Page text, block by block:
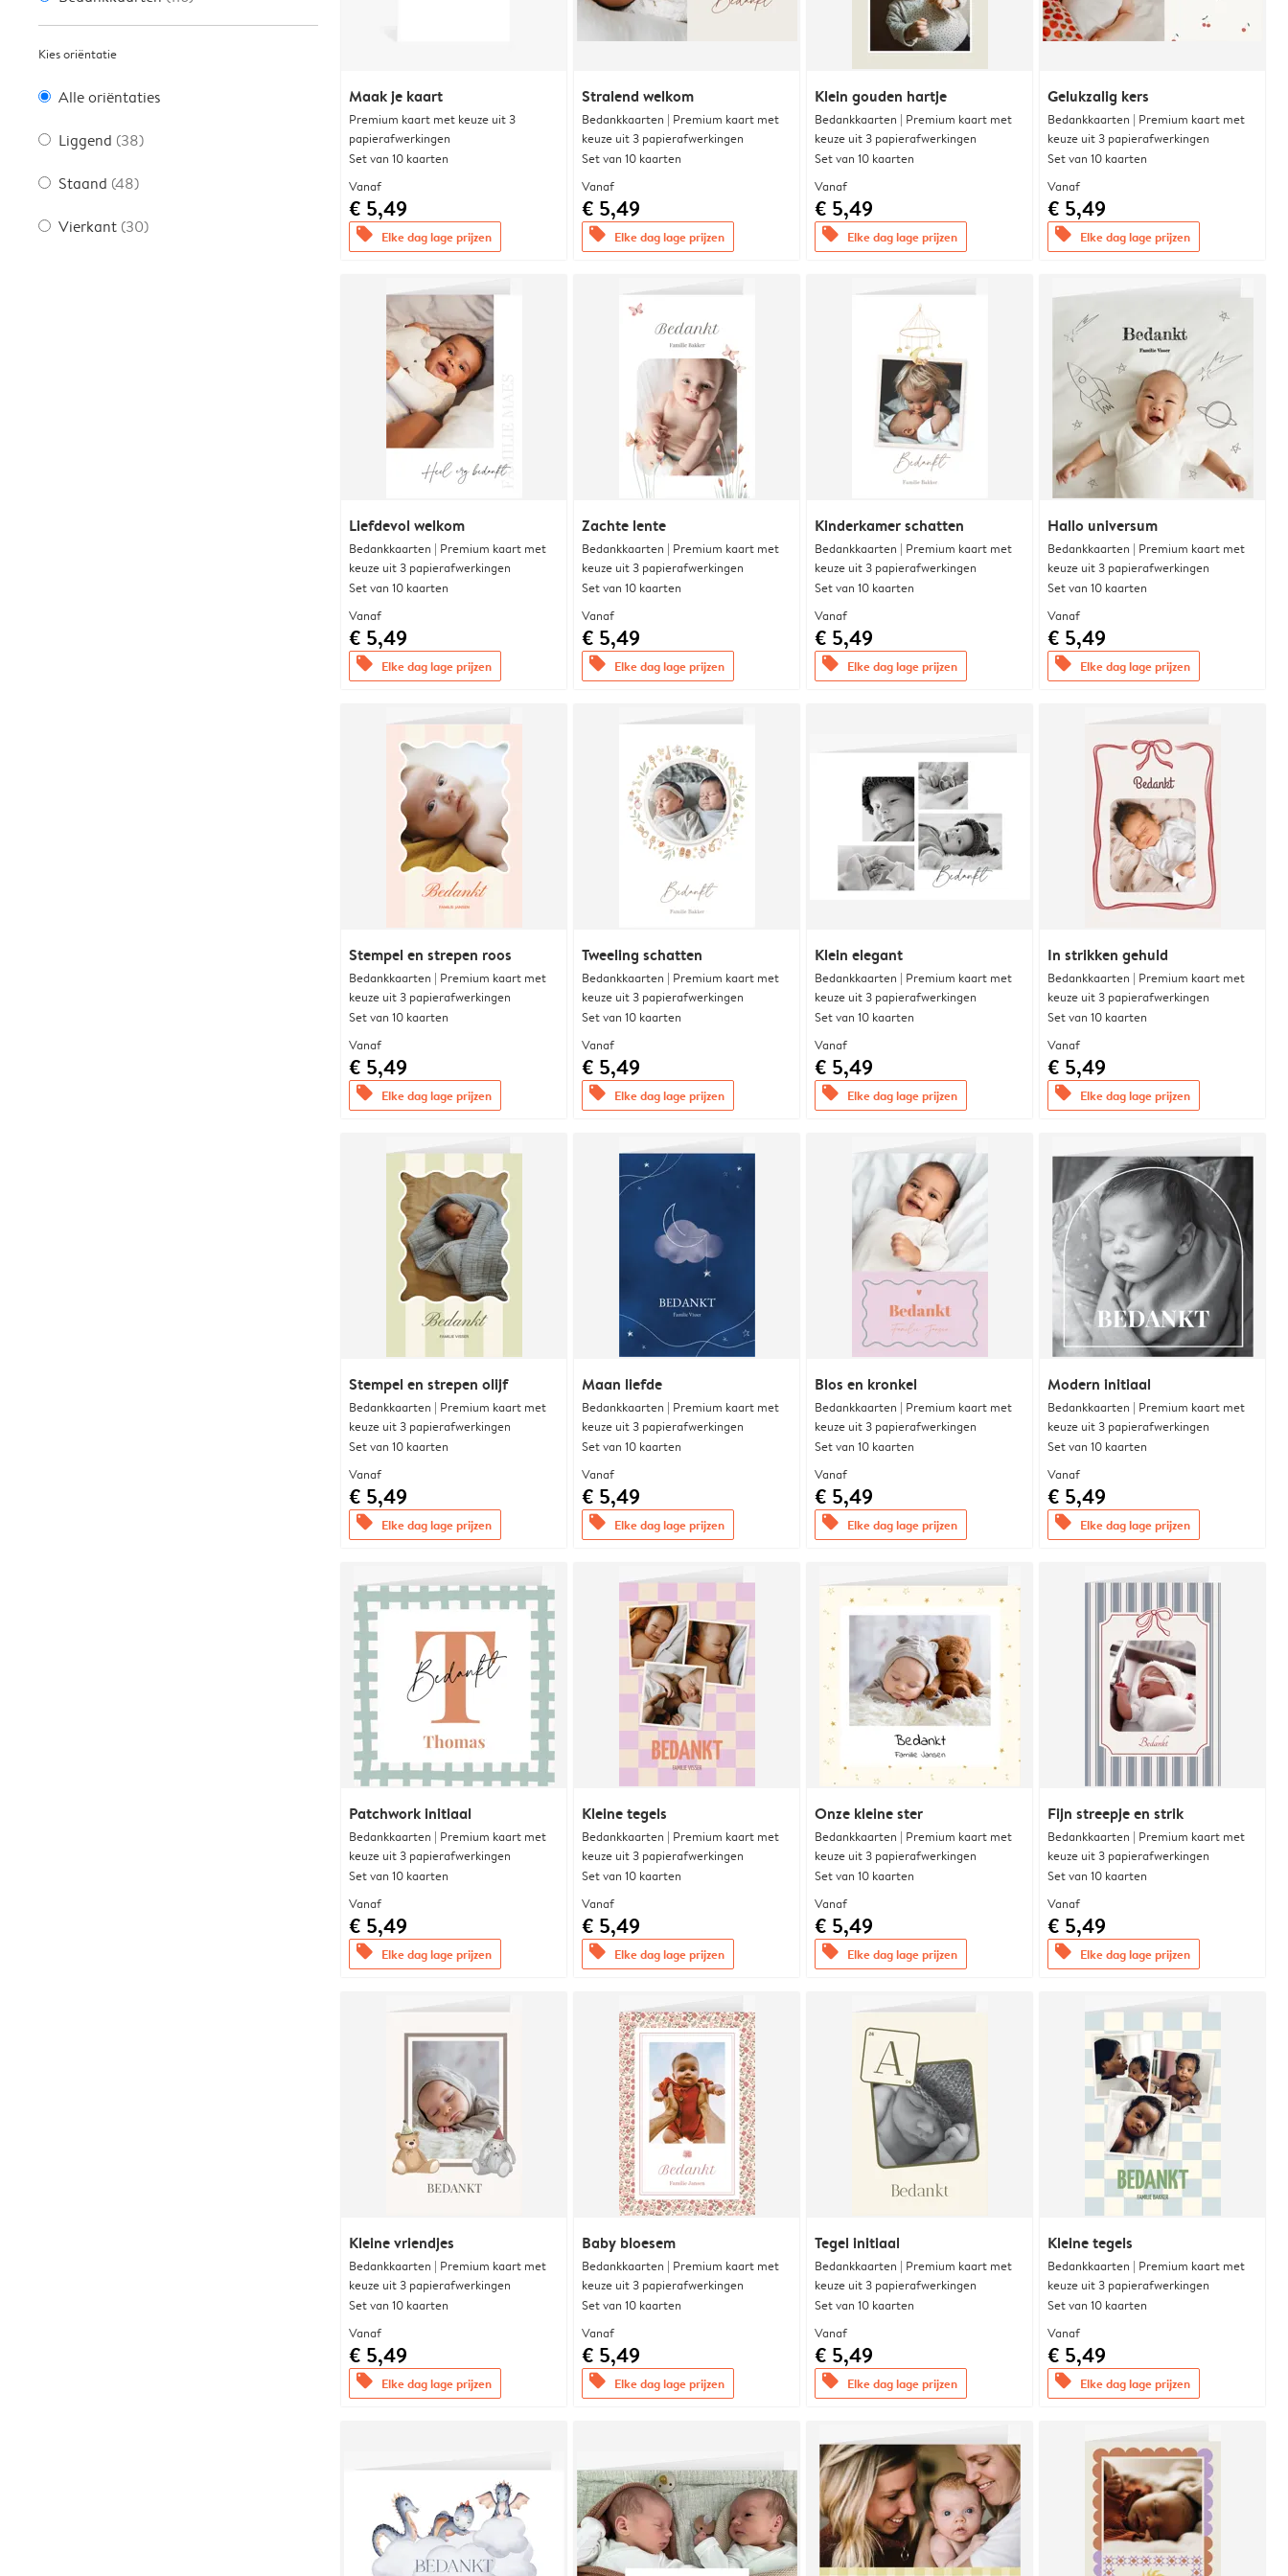
Kies oriëntatie
Alle oriëntaties
Liggend (38)
Staand (48)
Vierkant (30)
Maak je kaart
Premium kaart met keuze uit 3
papierafwerkingen
Set van 10 kaarten
Vanaf
€ 5,49
offers Elke dag lage prijzen
Stralend welkom
Bedankkaarten | Premium kaart met
keuze uit 3 papierafwerkingen
Set van 10 kaarten
Vanaf
€ 5,49
offers Elke dag lage prijzen
Klein gouden hartje
Bedankkaarten | Premium kaart met
keuze uit 3 papierafwerkingen
Set van 10 kaarten
Vanaf
€ 5,49
offers Elke dag lage prijzen
Gelukzalig kers
Bedankkaarten | Premium kaart met
keuze uit 3 papierafwerkingen
Set van 10 kaarten
Vanaf
€ 5,49
offers Elke dag lage prijzen
Liefdevol welkom
Bedankkaarten | Premium kaart met
keuze uit 3 papierafwerkingen
Set van 10 kaarten
Vanaf
€ 5,49
offers Elke dag lage prijzen
Zachte lente
Bedankkaarten | Premium kaart met
keuze uit 3 papierafwerkingen
Set van 10 kaarten
Vanaf
€ 5,49
offers Elke dag lage prijzen
Kinderkamer schatten
Bedankkaarten | Premium kaart met
keuze uit 3 papierafwerkingen
Set van 10 kaarten
Vanaf
€ 5,49
offers Elke dag lage prijzen
Hallo universum
Bedankkaarten | Premium kaart met
keuze uit 3 papierafwerkingen
Set van 10 kaarten
Vanaf
€ 5,49
offers Elke dag lage prijzen
Stempel en strepen roos
Bedankkaarten | Premium kaart met
keuze uit 3 papierafwerkingen
Set van 10 kaarten
Vanaf
€ 5,49
offers Elke dag lage prijzen
Tweeling schatten
Bedankkaarten | Premium kaart met
keuze uit 3 papierafwerkingen
Set van 10 kaarten
Vanaf
€ 5,49
offers Elke dag lage prijzen
Klein elegant
Bedankkaarten | Premium kaart met
keuze uit 3 papierafwerkingen
Set van 10 kaarten
Vanaf
€ 5,49
offers Elke dag lage prijzen
In strikken gehuld
Bedankkaarten | Premium kaart met
keuze uit 3 papierafwerkingen
Set van 10 kaarten
Vanaf
€ 5,49
offers Elke dag lage prijzen
Stempel en strepen olijf
Bedankkaarten | Premium kaart met
keuze uit 3 papierafwerkingen
Set van 10 kaarten
Vanaf
€ 5,49
offers Elke dag lage prijzen
Maan liefde
Bedankkaarten | Premium kaart met
keuze uit 3 papierafwerkingen
Set van 10 kaarten
Vanaf
€ 5,49
offers Elke dag lage prijzen
Blos en kronkel
Bedankkaarten | Premium kaart met
keuze uit 3 papierafwerkingen
Set van 10 kaarten
Vanaf
€ 5,49
offers Elke dag lage prijzen
Modern initiaal
Bedankkaarten | Premium kaart met
keuze uit 3 papierafwerkingen
Set van 10 kaarten
Vanaf
€ 5,49
offers Elke dag lage prijzen
Patchwork initiaal
Bedankkaarten | Premium kaart met
keuze uit 3 papierafwerkingen
Set van 10 kaarten
Vanaf
€ 5,49
offers Elke dag lage prijzen
Kleine tegels
Bedankkaarten | Premium kaart met
keuze uit 3 papierafwerkingen
Set van 10 kaarten
Vanaf
€ 5,49
offers Elke dag lage prijzen
Onze kleine ster
Bedankkaarten | Premium kaart met
keuze uit 3 papierafwerkingen
Set van 10 kaarten
Vanaf
€ 5,49
offers Elke dag lage prijzen
Fijn streepje en strik
Bedankkaarten | Premium kaart met
keuze uit 3 papierafwerkingen
Set van 10 kaarten
Vanaf
€ 5,49
offers Elke dag lage prijzen
Kleine vriendjes
Bedankkaarten | Premium kaart met
keuze uit 3 papierafwerkingen
Set van 10 kaarten
Vanaf
€ 5,49
offers Elke dag lage prijzen
Baby bloesem
Bedankkaarten | Premium kaart met
keuze uit 3 papierafwerkingen
Set van 10 kaarten
Vanaf
€ 5,49
offers Elke dag lage prijzen
Tegel initiaal
Bedankkaarten | Premium kaart met
keuze uit 3 papierafwerkingen
Set van 10 kaarten
Vanaf
€ 5,49
offers Elke dag lage prijzen
Kleine tegels
Bedankkaarten | Premium kaart met
keuze uit 3 papierafwerkingen
Set van 10 kaarten
Vanaf
€ 5,49
offers Elke dag lage prijzen